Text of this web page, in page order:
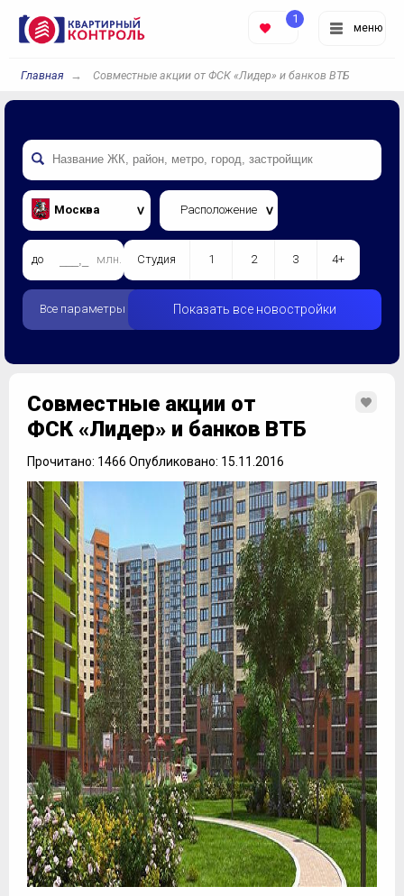
меню
1
Главная Совместные акции от ФСК «Лидер» и банков ВТБ
Москва Расположение
до млн. Студия 1 2 3 4+
Все параметры Показать все новостройки
Совместные акции от
ФСК «Лидер» и банков ВТБ
Прочитано: 1466 Опубликовано: 15.11.2016